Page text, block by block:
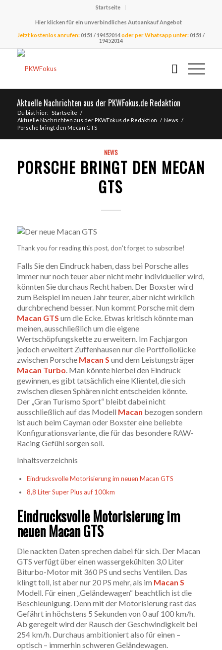
Startseite
Hier klicken für ein unverbindliches Autoankauf Angebot
Jetzt kostenlos anrufen:0151 / 19452014oder per Whatsapp unter:0151 /
19452014
Aktuelle Nachrichten aus der PKWFokus.de Redaktion
Du bist hier: Startseite /
Aktuelle Nachrichten aus der PKWFokus.de Redaktion / News /
Porsche bringt den Mecan GTS
NEWS
PORSCHE BRINGT DEN MECAN
GTS
Thank you for reading this post, don't forget to subscribe!
Falls Sie den Eindruck haben, dass bei Porsche alles
immer nur noch teuer aber nicht mehr individueller wird,
könnten Sie durchaus Recht haben. Der Boxster wird
zum Beispiel im neuen Jahr teurer, aber nicht wirklich
durchbrechend besser. Nun kommt Porsche mit dem
Macan GTS um die Ecke. Etwas kritisch könnte man
meinen, ausschließlich um die eigene
Wertschöpfungskette zu erweitern. Im Fachjargon
jedoch erweitert Zuffenhausen nur die Portfoliolücke
zwischen Porsche Macan S und dem Leistungsträger
Macan Turbo . Man könnte hierbei den Eindruck
gewinnen, es gibt tatsächlich eine Klientel, die sich
zwischen diesen Sphären nicht entscheiden könnte.
Der „Gran Turismo Sport“ bleibt dabei nicht
ausschließlich auf das Modell Macan bezogen sondern
ist auch beim Cayman oder Boxster eine beliebte
Konfigurationsvariante, die für das besondere RAW-
Racing Gefühl sorgen soll.
Inhaltsverzeichnis
Eindrucksvolle Motorisierung im neuen Macan GTS
8,8 Liter Super Plus auf 100km
Eindrucksvolle Motorisierung im
neuen Macan GTS
Die nackten Daten sprechen dabei für sich. Der Macan
GTS verfügt über einen wassergekühlten 3,0 Liter
Biturbo-Motor mit 360 PS und sechs Ventilen. Das
klingt toll, ist aber nur 20 PS mehr, als im Macan S
Modell. Für einen „Geländewagen“ beachtlich ist die
Beschleunigung. Denn mit der Motorisierung rast das
Gefährt in höchstens 5 Sekunden von 0 auf 100 km/h.
Ab geregelt wird der Rausch der Geschwindigkeit bei
254 km/h. Durchaus ambitioniert also für einen –
optisch – immerhin schweren Geländewagen.